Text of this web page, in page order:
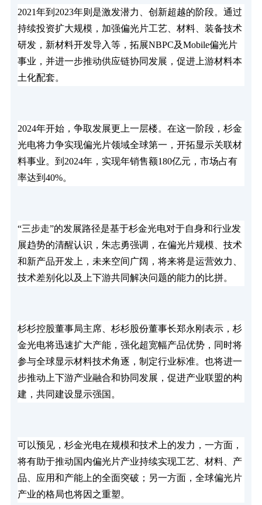
2021年到2023年则是激发潜力、创新超越的阶段。通过
持续投资扩大规模，加强偏光片工艺、材料、装备技术
研发，新材料开发导入等，拓展NBPC及Mobile偏光片
事业，并进一步推动供应链协同发展，促进上游材料本
土化配套。
2024年开始，争取发展更上一层楼。在这一阶段，杉金
光电将力争实现偏光片领域全球第一，开拓显示关联材
料事业。到2024年，实现年销售额180亿元，市场占有
率达到40%。
“三步走”的发展路径是基于杉金光电对于自身和行业发
展趋势的清醒认识，朱志勇强调，在偏光片规模、技术
和新产品开发上，未来空间广阔，将来将是运营效力、
技术差别化以及上下游共同解决问题的能力的比拼。
杉杉控股董事局主席、杉杉股份董事长郑永刚表示，杉
金光电将迅速扩大产能，强化超宽幅产品优势，同时将
参与全球显示材料技术角逐，制定行业标准。也将进一
步推动上下游产业融合和协同发展，促进产业联盟的构
建，共同建设显示强国。
可以预见，杉金光电在规模和技术上的发力，一方面，
将有助于推动国内偏光片产业持续实现工艺、材料、产
品、应用和产能上的全面突破；另一方面，全球偏光片
产业的格局也将因之重塑。